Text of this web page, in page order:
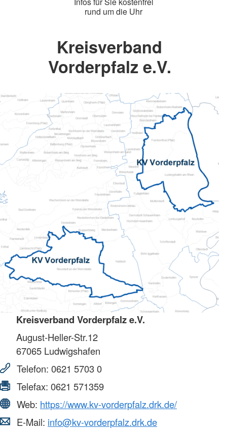
rund um die Uhr
Kreisverband
Vorderpfalz e.V.
Kreisverband Vorderpfalz e.V.
August-Heller-Str.12
67065 Ludwigshafen
Telefon: 0621 5703 0
Telefax: 0621 571359
Web: https://www.kv-vorderpfalz.drk.de/
E-Mail: info@kv-vorderpfalz.drk.de